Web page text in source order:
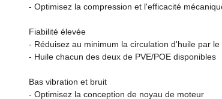
- Optimisez la compression et l'efficacité
Fiabilité élevée
- Réduisez au minimum la circulation d'huile par
- Huile chacun des deux de PVE/POE disponibles
Bas vibration et bruit
- Optimisez la conception de noyau de moteur